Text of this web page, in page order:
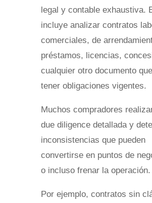
legal y contable exhaustiva.
incluye analizar contratos
comerciales, de
préstamos, licencias,
cualquier otro documento
tener obligaciones vigentes.
Muchos compradores
due diligence detallada y
inconsistencias que pueden
convertirse en puntos de
o incluso frenar la operación.
Por ejemplo, contratos sin